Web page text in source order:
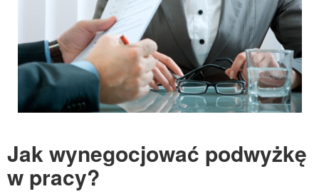
Jak wynegocjować podwyżkę
w pracy?